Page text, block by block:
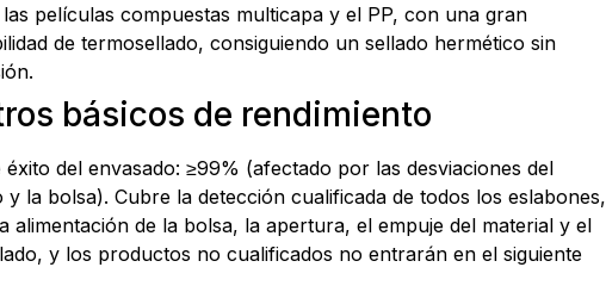
películas compuestas multicapa y el PP, con una gran
de termosellado, consiguiendo un sellado hermético sin
básicos de rendimiento
éxito del envasado: ≥99% (afectado por las desviaciones del
y la bolsa). Cubre la detección cualificada de todos los eslabones,
alimentación de la bolsa, la apertura, el empuje del material y el
y los productos no cualificados no entrarán en el siguiente